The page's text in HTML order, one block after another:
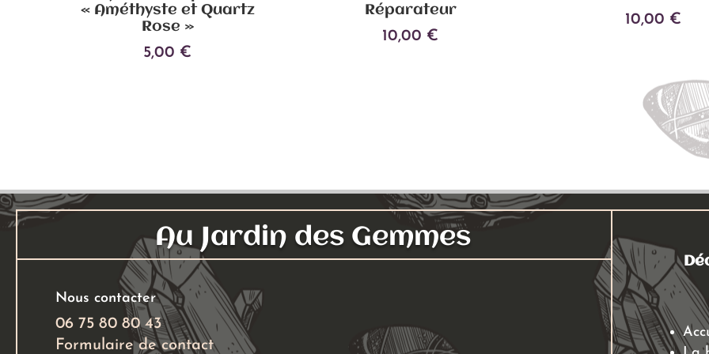
« Améthyste et Quartz
Rose »
5,00 €
options
peuvent
être
choisies
la
page
du
Réparateur
10,00 €
10,00 €
Au Jardin des Gemmes
Nous contacter
06 75 80 80 43
Formulaire de contact